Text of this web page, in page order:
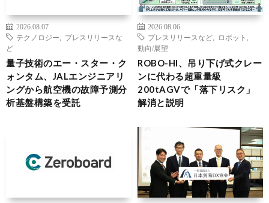
2026.08.07
テクノロジー
プレスリリースな
ど
量子技術のエー・スター・ク
ォンタム、JALエンジニアリ
ングから航空機の故障予測分
析基盤構築を受託
2026.08.06
プレスリリースなど
ロボット
動向/展望
ROBO-HI、吊り下げ式クレー
ンに代わる超重量級
200tAGVで「落下リスク」
解消と説明